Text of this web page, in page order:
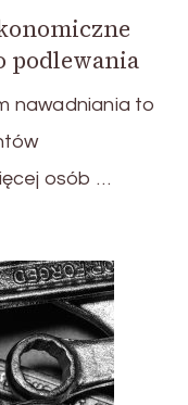
podlewania
nawadniania to
osób …